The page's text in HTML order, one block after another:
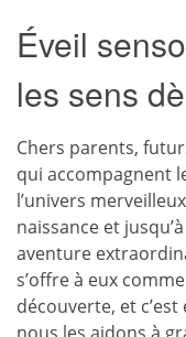
Éveil
les sens
Chers parents,
qui accompagnent
l’univers merveilleux
naissance et
aventure
s’offre à eux
découverte, et